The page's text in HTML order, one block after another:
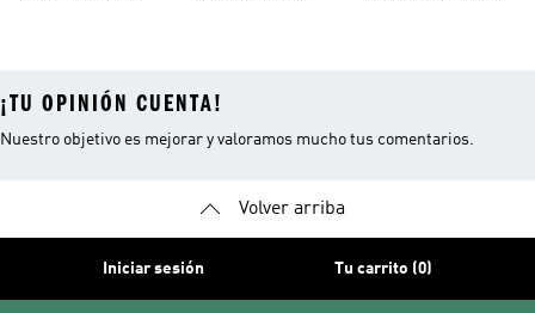
¡TU OPINIÓN CUENTA!
Nuestro objetivo es mejorar y valoramos mucho tus comentarios.
Volver arriba
Iniciar sesión Tu carrito (0)